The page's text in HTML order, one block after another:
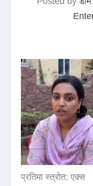
प्रतिमा स्त्रोत: एक्स